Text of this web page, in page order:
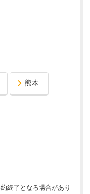
熊本
終了となる場合があり